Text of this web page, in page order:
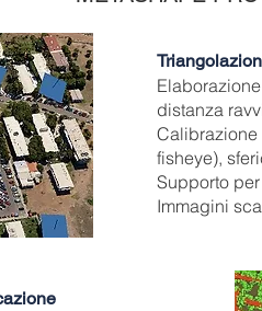
distanza
fisheye),
Supporto
Immagini